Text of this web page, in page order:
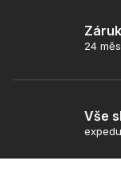
24
Vše